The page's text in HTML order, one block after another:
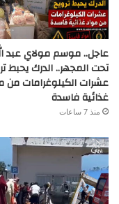
عاجل.. موسم مولاي عبد
تحت المجهر.. الدرك يحبط
عشرات الكيلوغرامات من
غذائية فاسدة
منذ 7 ساعات